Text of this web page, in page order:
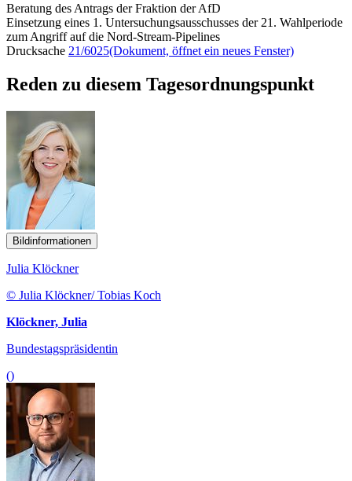
Beratung des Antrags der Fraktion der AfD
Einsetzung eines 1. Untersuchungsausschusses der 21. Wahlperiode
zum Angriff auf die Nord-Stream-Pipelines
Drucksache 21/6025(Dokument, öffnet ein neues Fenster)
Reden zu diesem Tagesordnungspunkt
Bildinformationen
Julia Klöckner
© Julia Klöckner/ Tobias Koch
Klöckner, Julia
Bundestagspräsidentin
()